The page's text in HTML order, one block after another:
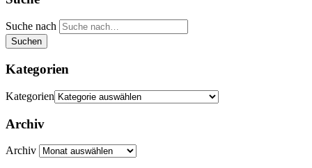
Suche nach
Suchen
Kategorien
Kategorien
Archiv
Archiv